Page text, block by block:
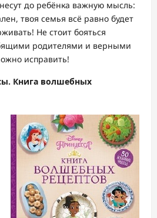
до ребёнка важную мысль:
твоя семья всё равно будет
Не стоит бояться
родителями и верными
исправить!
Книга волшебных